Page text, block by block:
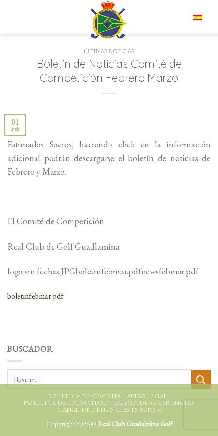
ÚLTIMAS NOTICIAS
Boletín de Noticias Comité de
Competición Febrero Marzo
01
Feb
Estimados Socios, haciendo click en la información
adicional podrán descargarse el boletín de noticias de
Febrero y Marzo.
El Comité de Competición
Real Club de Golf Guadlamina
logo sin fechas.JPGboletinfebmar.pdfnewsfebmar.pdf
boletinfebmar.pdf
BUSCADOR
POLÍTICA DE COOKIES
AVISO LEGAL
POLÍTICA DE PRIVACIDAD
BUZÓN DE SUGERENCIAS
CANAL DE DENUNCIAS INTERNO
Copyright 2026 © Real Club Guadalmina Golf